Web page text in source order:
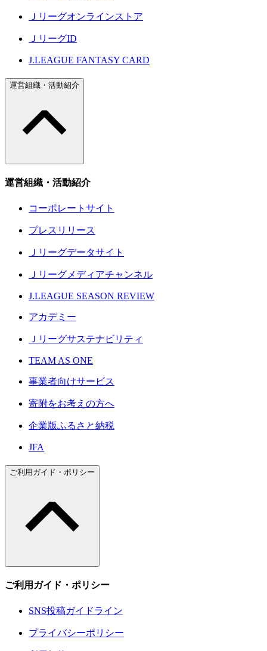
Ｊリーグオンラインストア
ＪリーグID
J.LEAGUE FANTASY CARD
運営組織・活動紹介
運営組織・活動紹介
コーポレートサイト
プレスリリース
Ｊリーグデータサイト
Ｊリーグメディアチャンネル
J.LEAGUE SEASON REVIEW
アカデミー
Ｊリーグサステナビリティ
TEAM AS ONE
事業者向けサービス
寄附をお考えの方へ
企業版ふるさと納税
JFA
ご利用ガイド・ポリシー
ご利用ガイド・ポリシー
SNS投稿ガイドライン
プライバシーポリシー